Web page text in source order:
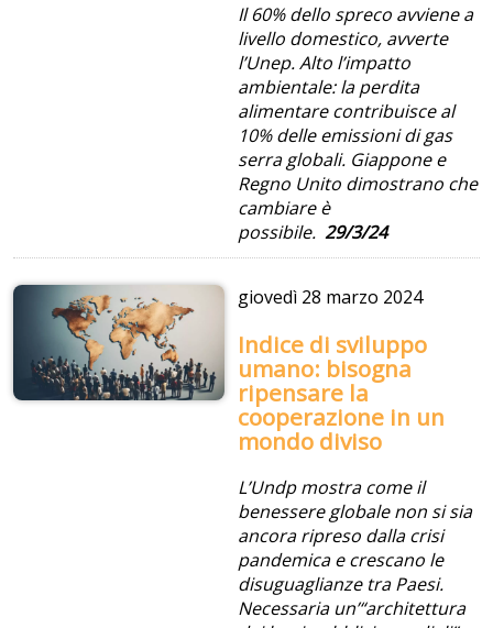
Il 60% dello spreco avviene a
livello domestico, avverte
l’Unep. Alto l’impatto
ambientale: la perdita
alimentare contribuisce al
10% delle emissioni di gas
serra globali. Giappone e
Regno Unito dimostrano che
cambiare è
possibile. 29/3/24
giovedì 28 marzo 2024
Indice di sviluppo
umano: bisogna
ripensare la
cooperazione in un
mondo diviso
L’Undp mostra come il
benessere globale non si sia
ancora ripreso dalla crisi
pandemica e crescano le
disuguaglianze tra Paesi.
Necessaria un’“architettura